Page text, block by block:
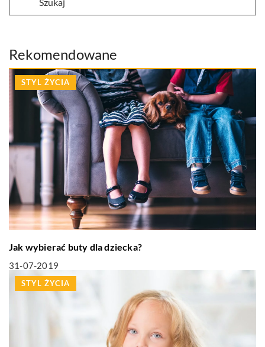
Rekomendowane
STYL ŻYCIA
Jak wybierać buty dla dziecka?
31-07-2019
STYL ŻYCIA